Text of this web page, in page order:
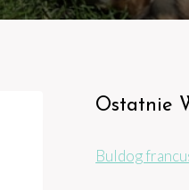
Ostatnie
Buldog